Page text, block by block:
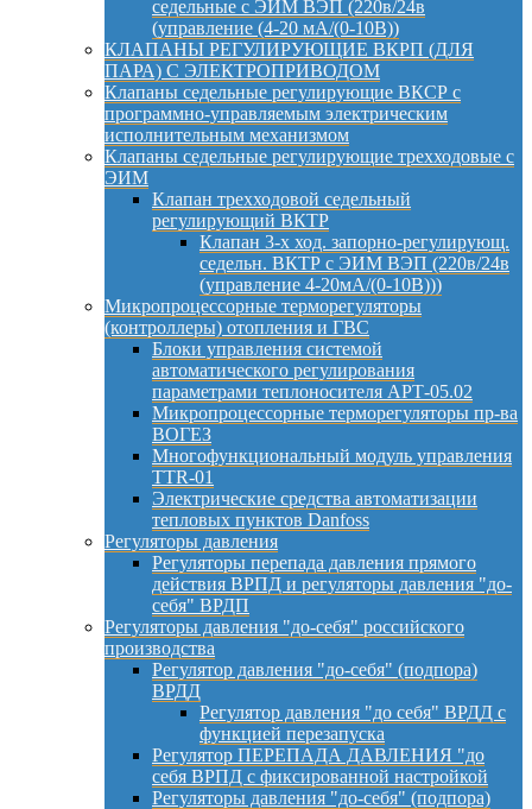
седельные с ЭИМ ВЭП (220в/24в
(управление (4-20 мА/(0-10В))
КЛАПАНЫ РЕГУЛИРУЮЩИЕ ВКРП (ДЛЯ
ПАРА) С ЭЛЕКТРОПРИВОДОМ
Клапаны седельные регулирующие ВКСР с
программно-управляемым электрическим
исполнительным механизмом
Клапаны седельные регулирующие трехходовые с
ЭИМ
Клапан трехходовой седельный
регулирующий ВКТР
Клапан 3-х ход. запорно-регулирующ.
седельн. ВКТР с ЭИМ ВЭП (220в/24в
(управление 4-20мА/(0-10В)))
Микропроцессорные терморегуляторы
(контроллеры) отопления и ГВС
Блоки управления системой
автоматического регулирования
параметрами теплоносителя АРТ-05.02
Микропроцессорные терморегуляторы пр-ва
ВОГЕЗ
Многофункциональный модуль управления
TTR-01
Электрические средства автоматизации
тепловых пунктов Danfoss
Регуляторы давления
Регуляторы перепада давления прямого
действия ВРПД и регуляторы давления "до-
себя" ВРДП
Регуляторы давления "до-себя" российского
производства
Регулятор давления "до-себя" (подпора)
ВРДД
Регулятор давления "до себя" ВРДД с
функцией перезапуска
Регулятор ПЕРЕПАДА ДАВЛЕНИЯ "до
себя ВРПД с фиксированной настройкой
Регуляторы давления "до-себя" (подпора)